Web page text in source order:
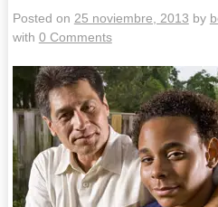
Posted on 25 noviembre, 2013 by
with 0 Comments